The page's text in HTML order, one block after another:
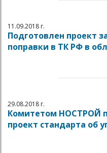
11.09.2018 г.
Подготовлен проект
поправки в ТК РФ в
29.08.2018 г.
Комитетом НОСТРОЙ
проект стандарта об